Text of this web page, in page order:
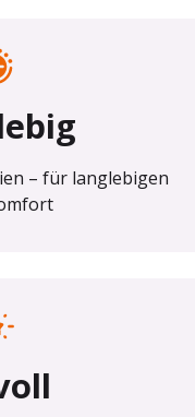
– für langlebigen